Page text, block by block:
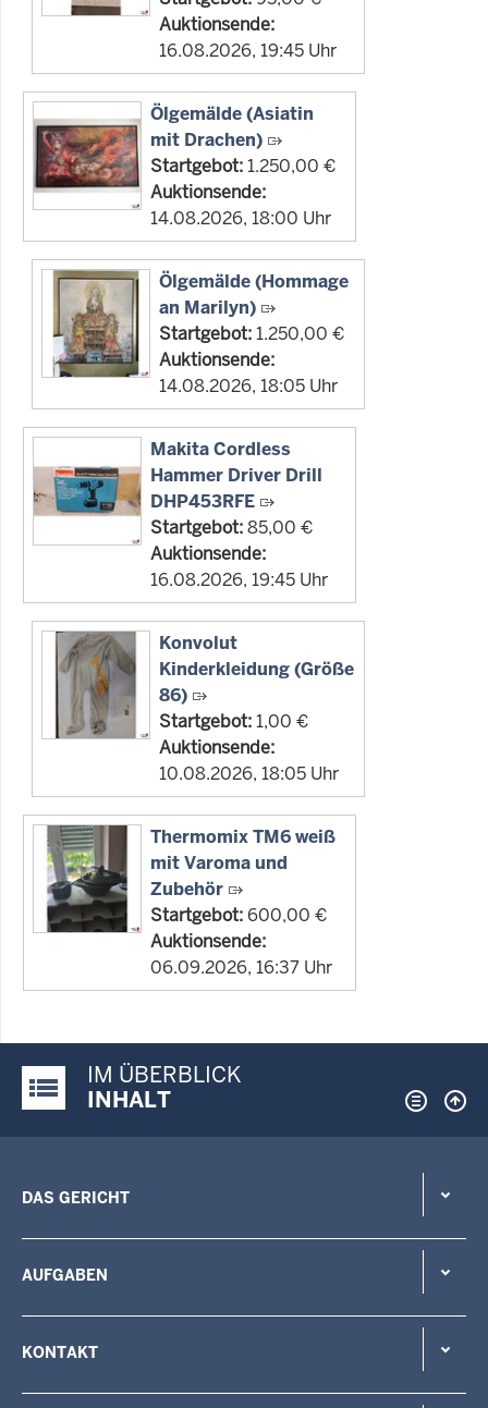
Auktionsende:
16.08.2026, 19:45 Uhr
Ölgemälde (Asiatin
mit Drachen)
Startgebot:1.250,00 €
Auktionsende:
14.08.2026, 18:00 Uhr
Ölgemälde (Hommage
an Marilyn)
Startgebot:1.250,00 €
Auktionsende:
14.08.2026, 18:05 Uhr
Makita Cordless
Hammer Driver Drill
DHP453RFE
Startgebot:85,00 €
Auktionsende:
16.08.2026, 19:45 Uhr
Konvolut
Kinderkleidung (Größe
86)
Startgebot:1,00 €
Auktionsende:
10.08.2026, 18:05 Uhr
Thermomix TM6 weiß
mit Varoma und
Zubehör
Startgebot:600,00 €
Auktionsende:
06.09.2026, 16:37 Uhr
Justiz-Portal im Überblick:
IM ÜBERBLICK
INHALT
DAS GERICHT
AUFGABEN
KONTAKT